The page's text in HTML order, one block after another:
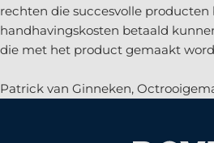
rechten die succesvolle
handhavingskosten betaald
die met het product gemaakt
Patrick van Ginneken,